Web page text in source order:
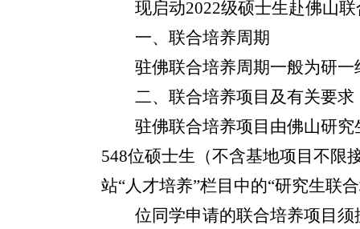
现启动2022级硕士生赴佛山
一、联合培养周期
驻佛联合培养周期一般为研
二、联合培养项目及有关要求
驻佛联合培养项目由佛山研
548位硕士生（不含基地项目不限
站“人才培养”栏目中的“研究生联
位同学申请的联合培养项目